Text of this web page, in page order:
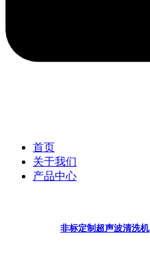
首页
关于我们
产品中心
非标定制超声波清洗机